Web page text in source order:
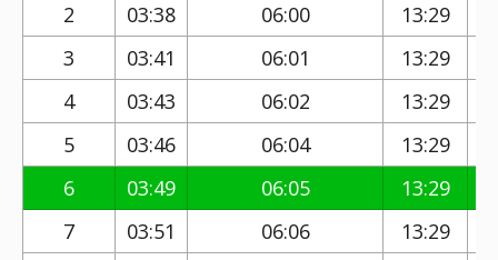
2
03:38 06:00 13:29
3
03:41 06:01 13:29
4
03:43 06:02 13:29
5
03:46 06:04 13:29
6
03:49 06:05 13:29
7
03:51 06:06 13:29